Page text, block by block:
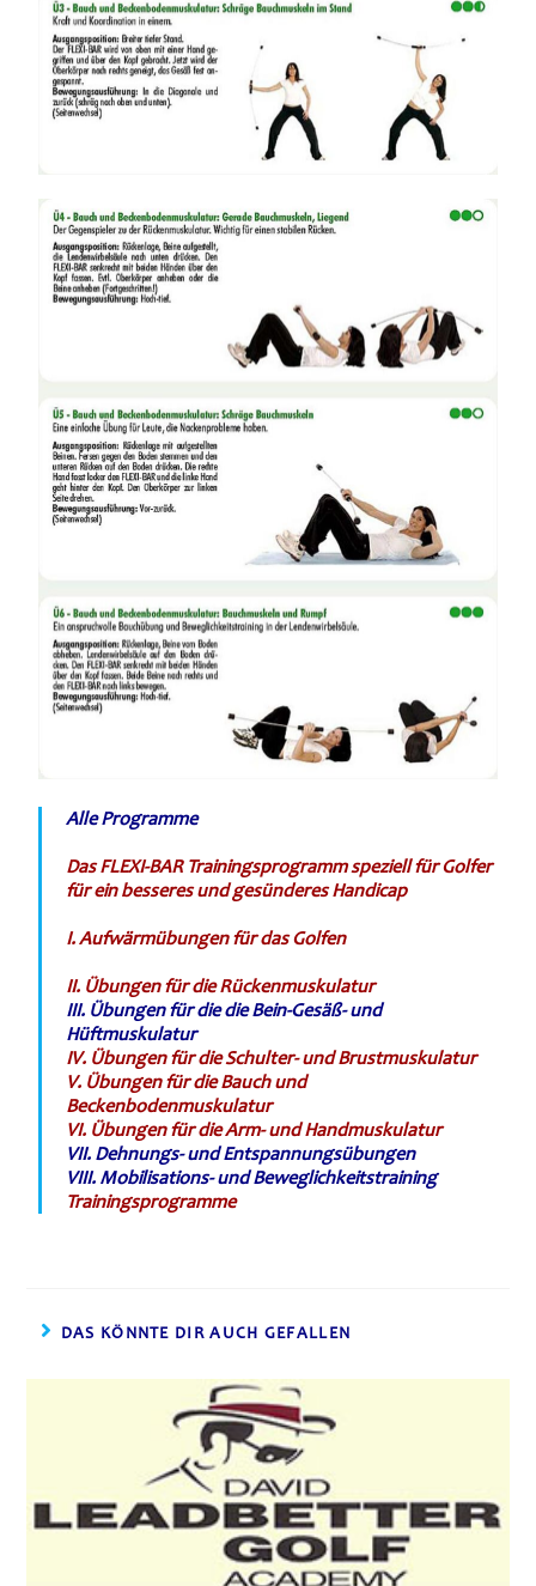
Alle Programme
Das FLEXI-BAR Trainingsprogramm speziell für Golfer
für ein besseres und gesünderes Handicap
I. Aufwärmübungen für das Golfen
II. Übungen für die Rückenmuskulatur
III. Übungen für die die Bein-Gesäß- und
Hüftmuskulatur
IV. Übungen für die Schulter- und Brustmuskulatur
V. Übungen für die Bauch und
Beckenbodenmuskulatur
VI. Übungen für die Arm- und Handmuskulatur
VII. Dehnungs- und Entspannungsübungen
VIII. Mobilisations- und Beweglichkeitstraining
Trainingsprogramme
DAS KÖNNTE DIR AUCH GEFALLEN